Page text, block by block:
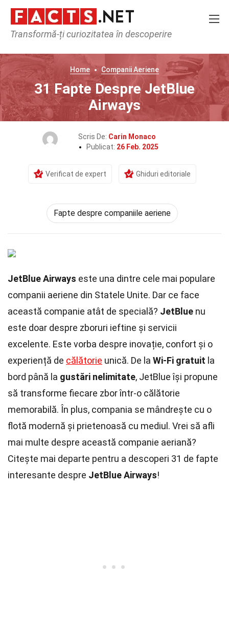
Transformă-ți curiozitatea în descoperire
Home Companii Aeriene
31 Fapte Despre JetBlue
Airways
Scris De: Carin Monaco
Publicat: 26 Feb. 2025
Verificat de expert Ghiduri editoriale
Fapte despre companiile aeriene
JetBlue Airways este una dintre cele mai populare
companii aeriene din Statele Unite. Dar ce face
această companie atât de specială? JetBlue nu
este doar despre zboruri ieftine și servicii
excelente. Este vorba despre inovație, confort și o
experiență de călătorie unică. De la Wi-Fi gratuit la
bord până la gustări nelimitate, JetBlue își propune
să transforme fiecare zbor într-o călătorie
memorabilă. În plus, compania se mândrește cu o
flotă modernă și prietenoasă cu mediul. Vrei să afli
mai multe despre această companie aeriană?
Citește mai departe pentru a descoperi 31 de fapte
interesante despre JetBlue Airways!